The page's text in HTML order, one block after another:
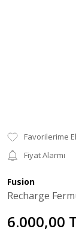
Fiyat Alarmı
Fusion
Recharge
6.000,00